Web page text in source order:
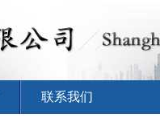
联系我们